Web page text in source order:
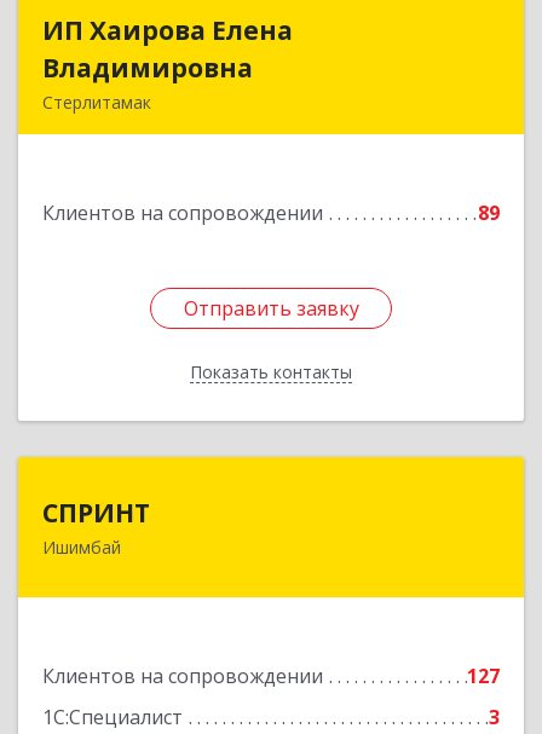
ИП Хаирова Елена
Владимировна
Стерлитамак
Клиентов на сопровождении 89
Отправить заявку
Показать контакты
ИП Хаирова Елена
Отправить заявку
Назад
СПРИНТ
Ишимбай
Клиентов на сопровождении
127
1С:Специалист
3
453201, Башкортостан Респ, Ишимбайский р-н,